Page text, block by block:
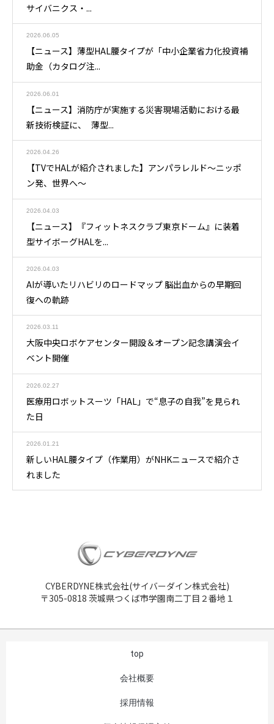
サイバニクス・...
2026.06.05
【ニュース】薄型HAL腰タイプが「中小企業省力化投資補
助金（カタログ注...
2026.06.01
【ニュース】消防庁が実施する災害現場活動における最
新技術検証に、 薄型...
2026.04.26
【TVでHALが紹介されました】アンパラレルド～ニッポ
ン発、世界へ～
2026.04.03
【ニュース】『フィットネスクラブ東京ドーム』に装着
型サイボーグHALを...
2026.04.03
AIが導いたリハビリのロードマップ 脳出血からの早期回
復への軌跡
2026.03.11
大阪中央ロボケアセンター開設＆オープン記念講演会イ
ベント開催
2026.02.27
医療用ロボットスーツ「HAL」で“息子の自我”を見られ
た日
2026.01.21
新しいHAL腰タイプ（作業用）がNHKニュースで紹介さ
れました
CYBERDYNE株式会社(サイバーダイン株式会社)
〒305-0818 茨城県つくば市学園南二丁目２番地１
top
会社概要
採用情報